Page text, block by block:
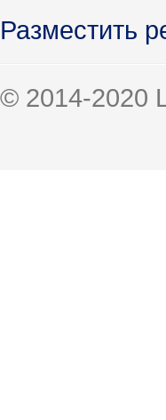
Разместить
© 2014-2020